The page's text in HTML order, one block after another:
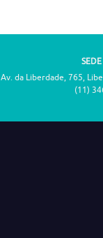
Av. da Liberdade, 765,
(11)